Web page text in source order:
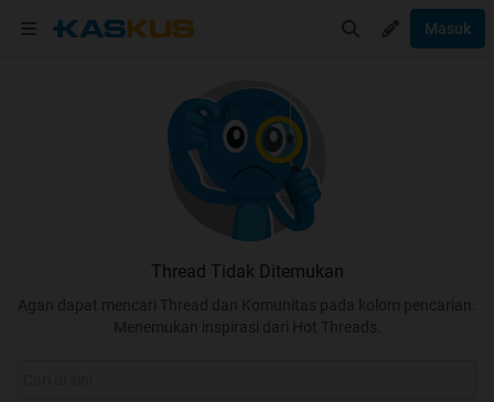
Masuk
Thread Tidak Ditemukan
Agan dapat mencari Thread dan Komunitas pada kolom pencarian.
Menemukan inspirasi dari Hot Threads.